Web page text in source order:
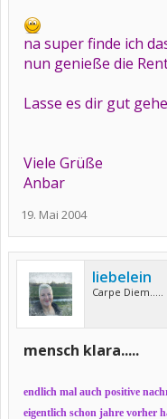
na super finde ich
nun genieße die
Lasse es dir gut
Viele Grüße
Anbar
19. Mai 2004
liebelein
Carpe Diem.....
mensch klara.....
endlich mal auch positive
eigentlich schon jahre vorher